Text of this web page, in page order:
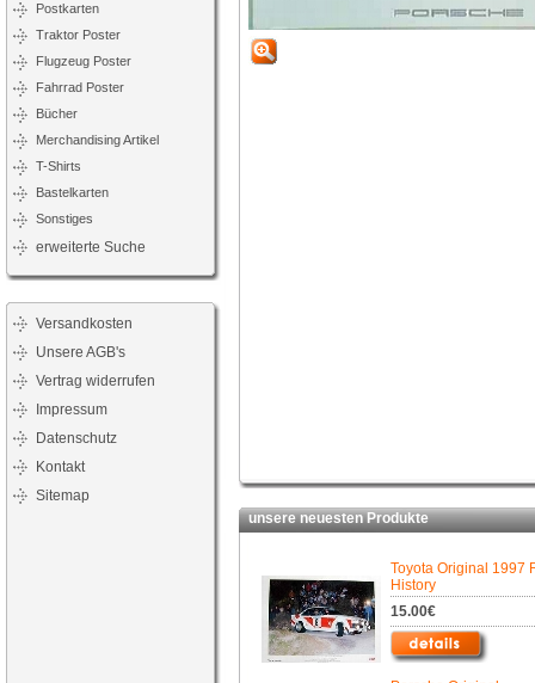
Postkarten
Traktor Poster
Flugzeug Poster
Fahrrad Poster
Bücher
Merchandising Artikel
T-Shirts
Bastelkarten
Sonstiges
erweiterte Suche
Versandkosten
Unsere AGB's
Vertrag widerrufen
Impressum
Datenschutz
Kontakt
Sitemap
unsere neuesten Produkte
Toyota Original 1997
History
15.00€